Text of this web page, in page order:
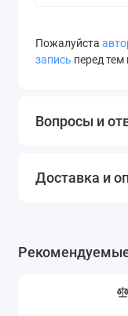
Пожалуйста
запись перед
Вопросы и
Доставка и